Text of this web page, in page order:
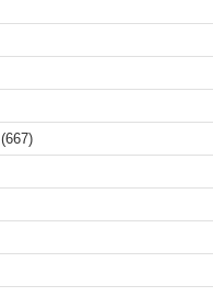
(667)